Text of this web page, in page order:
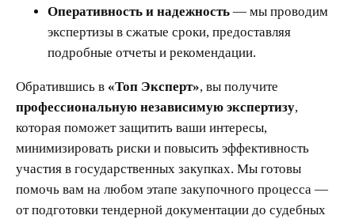
Оперативность и надежность — мы проводим
экспертизы в сжатые сроки, предоставляя
подробные отчеты и рекомендации.
Обратившись в «Топ Эксперт», вы получите
профессиональную независимую экспертизу,
которая поможет защитить ваши интересы,
минимизировать риски и повысить эффективность
участия в государственных закупках. Мы готовы
помочь вам на любом этапе закупочного процесса —
от подготовки тендерной документации до судебных